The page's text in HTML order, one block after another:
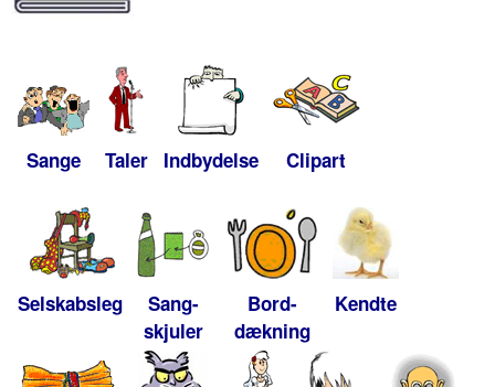
Sange Taler Indbydelse Clipart
Selskabsleg
Sang-
skjuler
Bord-
dækning
Kendte